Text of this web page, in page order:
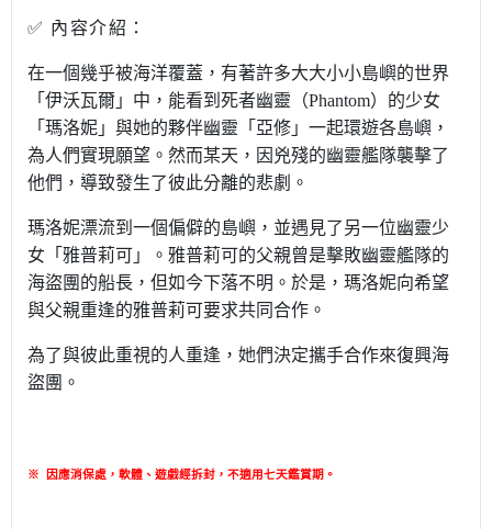
✅ 內容介紹：
在一個幾乎被海洋覆蓋，有著許多大大小小島嶼的世界
「伊沃瓦爾」 中，能看到死者幽靈（Phantom）的少女
「瑪洛妮」 與她的夥伴幽靈「亞修」一起環遊各島嶼，
為人們實現願望。 然而某天，因兇殘的幽靈艦隊襲擊了
他們， 導致發生了彼此分離的悲劇。
瑪洛妮漂流到一個偏僻的島嶼，並遇見了另一位幽靈少
女「 雅普莉可」。雅普莉可的父親曾是擊敗幽靈艦隊的
海盜團的船長， 但如今下落不明。於是， 瑪洛妮向希望
與父親重逢的雅普莉可要求共同合作。
為了與彼此重視的人重逢，她們決定攜手合作來復興海
盜團。
※ 因應消保處，軟體、遊戲經拆封，不適用七天鑑賞期 。